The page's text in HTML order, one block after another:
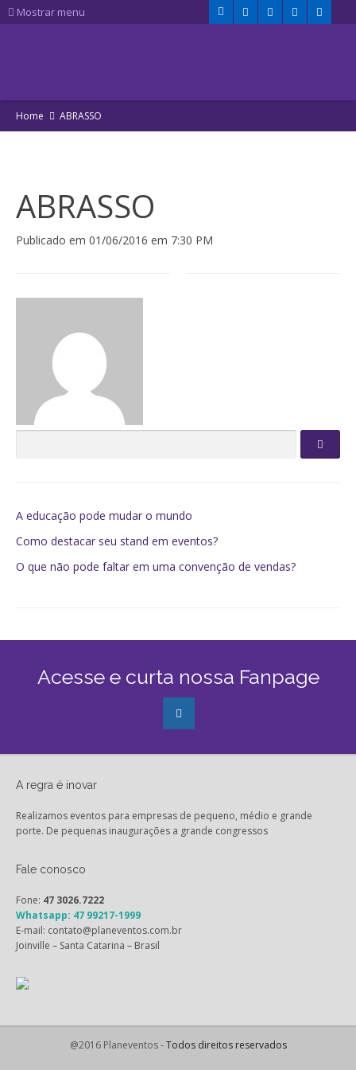
Mostrar menu
Home ABRASSO
ABRASSO
Publicado em 01/06/2016 em 7:30 PM
A educação pode mudar o mundo
Como destacar seu stand em eventos?
O que não pode faltar em uma convenção de vendas?
Acesse e curta nossa Fanpage
A regra é inovar
Realizamos eventos para empresas de pequeno, médio e grande
porte. De pequenas inaugurações a grande congressos
Fale conosco
Fone: 47 3026.7222
Whatsapp: 47 99217-1999
E-mail: contato@planeventos.com.br
Joinville – Santa Catarina – Brasil
@2016 Planeventos -Todos direitos reservados